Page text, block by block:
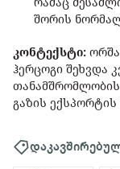
შორის
კონტექსტი:
ჰერცოგი შეხვდა
თანამშრომლობის
გაზის ექსპორტის